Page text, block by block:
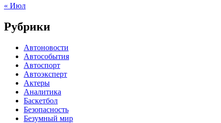
« Июл
Рубрики
Автоновости
Автособытия
Автоспорт
Автоэксперт
Актеры
Аналитика
Баскетбол
Безопасность
Безумный мир